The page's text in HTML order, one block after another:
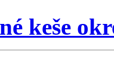
keše